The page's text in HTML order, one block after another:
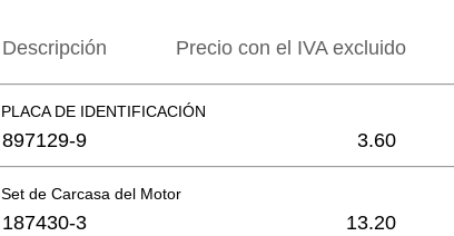
Descripción Precio con el IVA excluido
PLACA DE IDENTIFICACIÓN
897129-9 3.60
Set de Carcasa del Motor
187430-3 13.20